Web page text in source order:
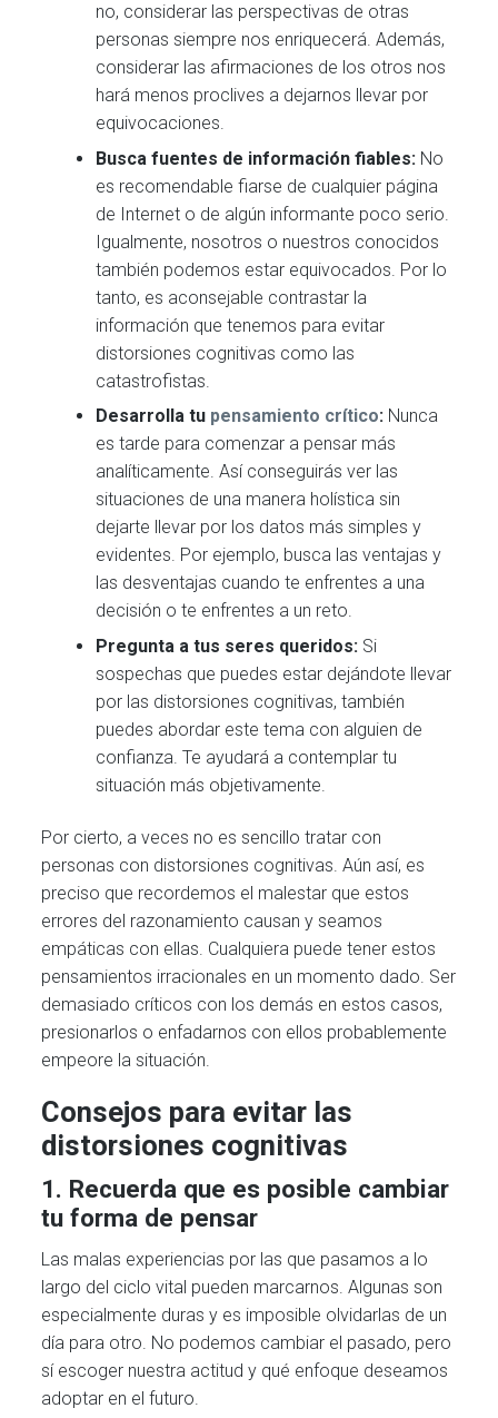
no, considerar las perspectivas de otras
personas siempre nos enriquecerá. Además,
considerar las afirmaciones de los otros nos
hará menos proclives a dejarnos llevar por
equivocaciones.
Busca fuentes de información fiables: No
es recomendable fiarse de cualquier página
de Internet o de algún informante poco serio.
Igualmente, nosotros o nuestros conocidos
también podemos estar equivocados. Por lo
tanto, es aconsejable contrastar la
información que tenemos para evitar
distorsiones cognitivas como las
catastrofistas.
Desarrolla tu pensamiento crítico: Nunca
es tarde para comenzar a pensar más
analíticamente. Así conseguirás ver las
situaciones de una manera holística sin
dejarte llevar por los datos más simples y
evidentes. Por ejemplo, busca las ventajas y
las desventajas cuando te enfrentes a una
decisión o te enfrentes a un reto.
Pregunta a tus seres queridos: Si
sospechas que puedes estar dejándote llevar
por las distorsiones cognitivas, también
puedes abordar este tema con alguien de
confianza. Te ayudará a contemplar tu
situación más objetivamente.
Por cierto, a veces no es sencillo tratar con
personas con distorsiones cognitivas. Aún así, es
preciso que recordemos el malestar que estos
errores del razonamiento causan y seamos
empáticas con ellas. Cualquiera puede tener estos
pensamientos irracionales en un momento dado. Ser
demasiado críticos con los demás en estos casos,
presionarlos o enfadarnos con ellos probablemente
empeore la situación.
Consejos para evitar las
distorsiones cognitivas
1. Recuerda que es posible cambiar
tu forma de pensar
Las malas experiencias por las que pasamos a lo
largo del ciclo vital pueden marcarnos. Algunas son
especialmente duras y es imposible olvidarlas de un
día para otro. No podemos cambiar el pasado, pero
sí escoger nuestra actitud y qué enfoque deseamos
adoptar en el futuro.